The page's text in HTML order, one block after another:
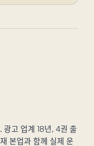
광고 업계 18년, 4권 출
본업과 함께 실제 운